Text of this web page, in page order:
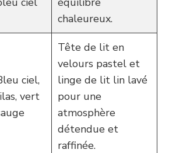
chaleureux.
ciel,
vert
Tête de lit en
velours pastel et
linge de lit lin lavé
pour une
atmosphère
détendue et
raffinée.